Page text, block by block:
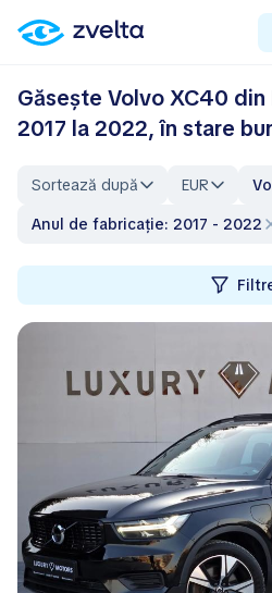
Găsește Volvo XC40 din
2017 la 2022, în stare
Sortează după EUR
Anul de fabricație: 2017 - 2022